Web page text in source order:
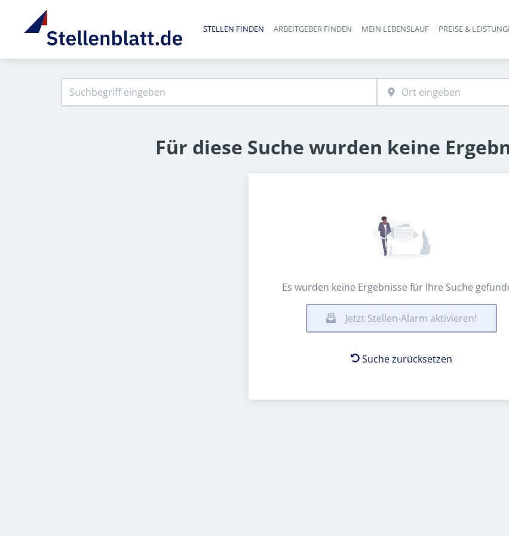
Haupt-
STELLEN FINDEN ARBEITGEBER FINDEN MEIN LEBENSLAUF PREISE &
Für diese Suche wurden keine
Es wurden keine Ergebnisse für Ihre Suche
Jetzt Stellen-Alarm aktivieren!
Suche zurücksetzen